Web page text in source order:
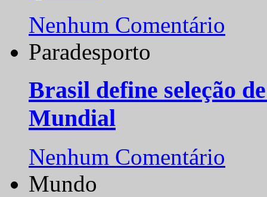
Nenhum Comentário
Paradesporto
Brasil define seleção
Mundial
Nenhum Comentário
Mundo